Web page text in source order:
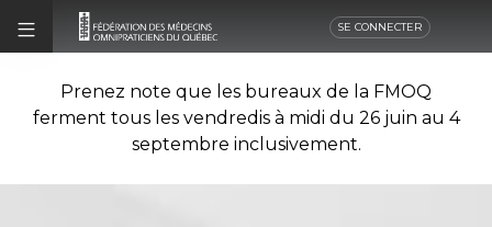
SE CONNECTER
Prenez note que les bureaux de la FMOQ
ferment tous les vendredis à midi du 26 juin au 4
septembre inclusivement.